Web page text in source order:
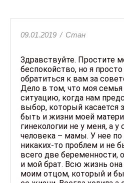
09.01.2019 / Стан
Здравствуйте. Простите
беспокойство, но я
обратиться к вам за
Дело в том, что моя
ситуацию, когда нам
выбор, который касается
быть и жизни моей
гинекологии не у меня, а у
человека – мамы. У нее по
никаких-то проблем и не
всего две беременности,
и мой брат. Всю жизнь
моим отцом, который и